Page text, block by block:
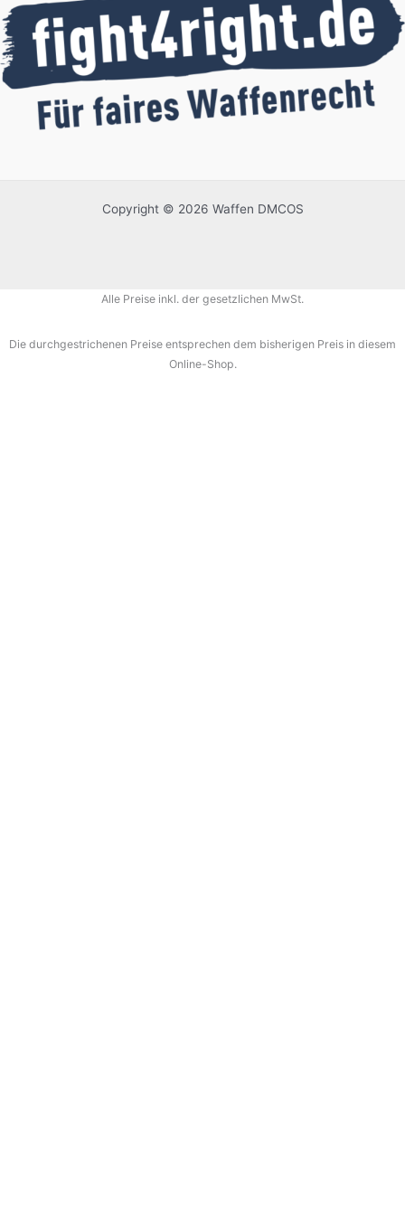
Copyright © 2026 Waffen DMCOS
Alle Preise inkl. der gesetzlichen MwSt.
Die durchgestrichenen Preise entsprechen dem bisherigen Preis in diesem
Online-Shop.